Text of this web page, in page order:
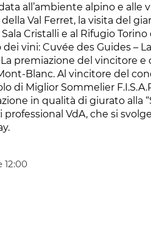
all’ambiente alpino e alle
Val Ferret, la visita del
Cristalli e al Rifugio
vini: Cuvée des Guides –
premiazione del vincitore
Blanc. Al vincitore del
di Miglior Sommelier
in qualità di giurato alla
VdA, che si
12:00